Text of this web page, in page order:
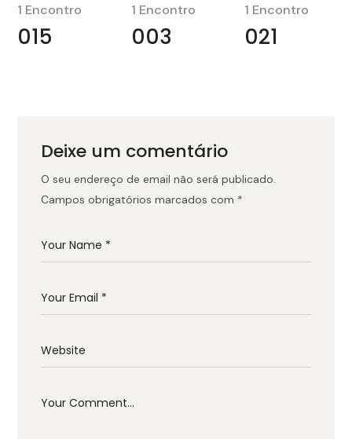
1 Encontro
015
1 Encontro
003
1 Encontro
021
Deixe um comentário
O seu endereço de email não será publicado.
Campos obrigatórios marcados com *